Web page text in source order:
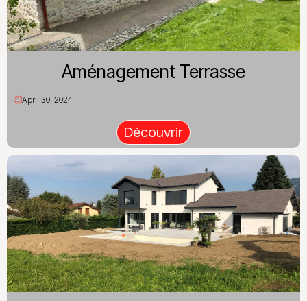
Aménagement Terrasse
April 30, 2024
Découvrir